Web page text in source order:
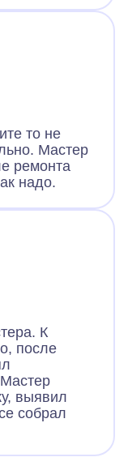
то не
Мастер
ремонта
надо.
К
после
выявил
собрал